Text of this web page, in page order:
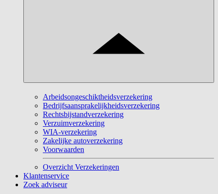
Arbeidsongeschiktheidsverzekering
Bedrijfsaansprakelijkheidsverzekering
Rechtsbijstandverzekering
Verzuimverzekering
WIA-verzekering
Zakelijke autoverzekering
Voorwaarden
Overzicht Verzekeringen
Klantenservice
Zoek adviseur